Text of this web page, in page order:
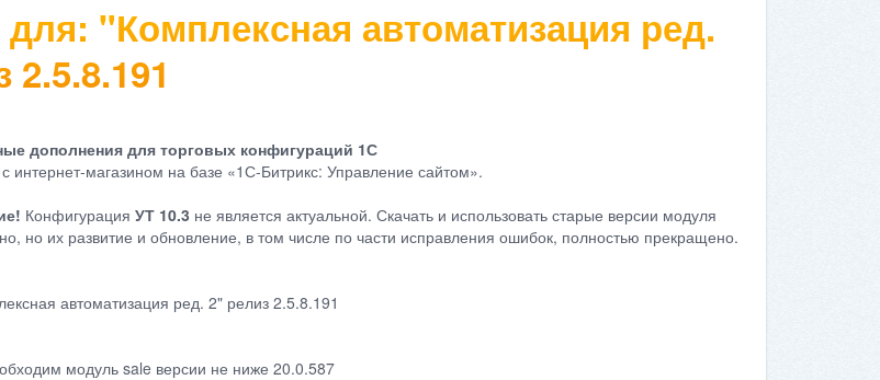
"Комплексная автоматизация ред.
2.5.8.191
дополнения для торговых конфигураций 1С
интернет-магазином на базе «1С-Битрикс: Управление сайтом».
Конфигурация УТ 10.3 не является актуальной. Скачать и использовать старые версии модуля
но их развитие и обновление, в том числе по части исправления ошибок, полностью прекращено.
автоматизация ред. 2" релиз 2.5.8.191
модуль sale версии не ниже 20.0.587